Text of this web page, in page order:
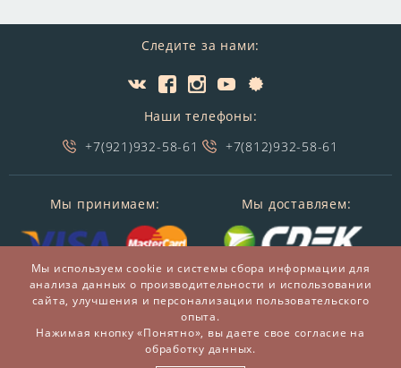
Следите за нами:
Наши телефоны:
+7(921)932-58-61
+7(812)932-58-61
Мы принимаем: Мы доставляем:
© 2014-2026 БронзаМания -Интернет-магазин
подарков и сувениров из бронзы
Мы используем cookie и системы сбора информации для
анализа данных о производительности и использовании
сайта, улучшения и персонализации пользовательского
опыта.
Нажимая кнопку «Понятно», вы даете свое согласие на
обработку данных.